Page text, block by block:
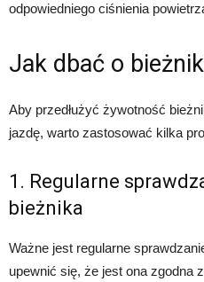
odpowiedniego ciśnienia
Jak dbać o
Aby przedłużyć żywotność
jazdę, warto zastosować kilka
1. Regularne
bieżnika
Ważne jest regularne
upewnić się, że jest ona zgodna